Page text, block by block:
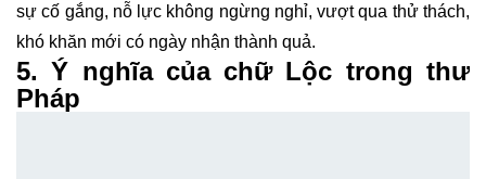
sự cố gắng, nỗ lực không ngừng nghỉ, vượt qua thử thách,
khó khăn mới có ngày nhận thành quả.
5. Ý nghĩa của chữ Lộc trong thư
Pháp